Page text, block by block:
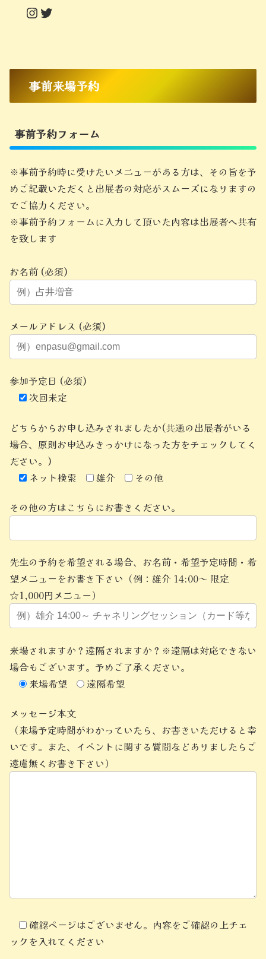
Instagram
Twitter
事前来場予約
事前予約フォーム
※事前予約時に受けたいメニューがある方は、その旨を予
めご記載いただくと出展者の対応がスムーズになりますの
でご協力ください。
※事前予約フォームに入力して頂いた内容は出展者へ共有
を致します
お名前 (必須)
メールアドレス (必須)
参加予定日 (必須)
次回未定
どちらからお申し込みされましたか(共通の出展者がいる
場合、原則お申込みきっかけになった方をチェックしてく
ださい。)
ネット検索
雄介 その他
その他の方はこちらにお書きください。
先生の予約を希望される場合、お名前・希望予定時間・希
望メニューをお書き下さい（例：雄介 14:00～ 限定
☆1,000円メニュー）
来場されますか？遠隔されますか？※遠隔は対応できない
場合もございます。予めご了承ください。
来場希望
遠隔希望
メッセージ本文
（来場予定時間がわかっていたら、お書きいただけると幸
いです。また、イベントに関する質問などありましたらご
遠慮無くお書き下さい）
確認ページはございません。内容をご確認の上チェ
ックを入れてください